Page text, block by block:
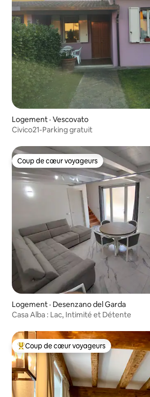
Logement · Vescovato
Civico21-Parking gratuit
Coup de cœur voyageurs
Coup de cœur voyageurs
Logement · Desenzano del Garda
Casa Alba : Lac, Intimité et Détente
Coup de cœur voyageurs parmi les plus
Coup de cœur voyageurs